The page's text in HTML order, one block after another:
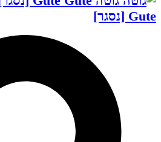
Gute [נסגר]